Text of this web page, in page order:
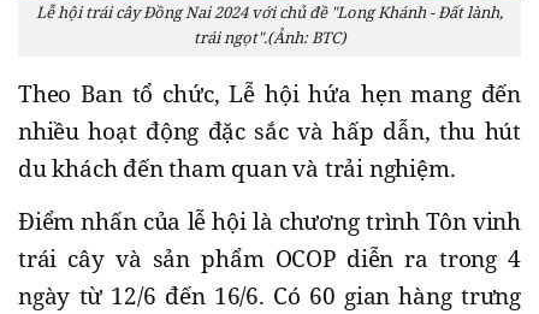
Lễ hội trái cây Đồng Nai 2024 với chủ đề "Long Khánh - Đất lành,
trái ngọt".(Ảnh: BTC)
Theo Ban tổ chức, Lễ hội hứa hẹn mang đến
nhiều hoạt động đặc sắc và hấp dẫn, thu hút
du khách đến tham quan và trải nghiệm.
Điểm nhấn của lễ hội là chương trình Tôn vinh
trái cây và sản phẩm OCOP diễn ra trong 4
ngày từ 12/6 đến 16/6. Có 60 gian hàng trưng